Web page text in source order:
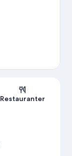
Restauranter